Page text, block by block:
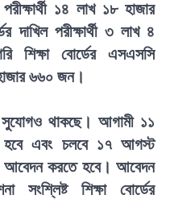
১৪ লাখ ১৮ হাজার
দাখিল পরীক্ষার্থী ৩ লাখ ৪
শিক্ষা বোর্ডের এসএসসি
৬৬০ জন।
সুযোগও থাকছে। আগামী ১১
এবং চলবে ১৭ আগস্ট
আবেদন করতে হবে। আবেদন
সংশ্লিষ্ট শিক্ষা বোর্ডের